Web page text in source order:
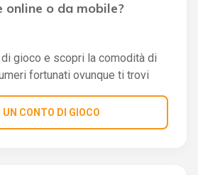
online o da mobile?
gioco e scopri la comodità di
fortunati ovunque ti trovi
UN CONTO DI GIOCO